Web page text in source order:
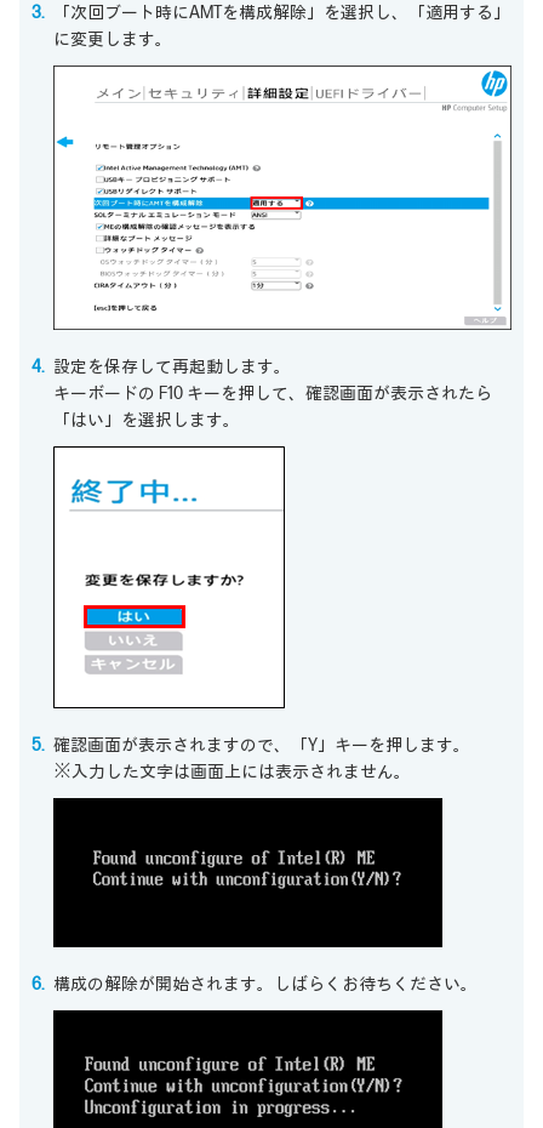
「次回ブート時にAMTを構成解除」を選択し、「適用する」
に変更します。
設定を保存して再起動します。
キーボードの F10 キーを押して、確認画面が表示されたら
「はい」を選択します。
確認画面が表示されますので、「Y」キーを押します。
※入力した文字は画面上には表示されません。
構成の解除が開始されます。しばらくお待ちください。